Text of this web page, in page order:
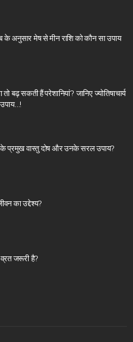
अनुसार मेष से मीन राशि को कौन सा उपाय
बढ़ सकती हैं परेशानियां? जानिए ज्योतिषाचार्य
के प्रमुख वास्तु दोष और उनके सरल उपाय?
का उद्देश्य?
जरूरी है?